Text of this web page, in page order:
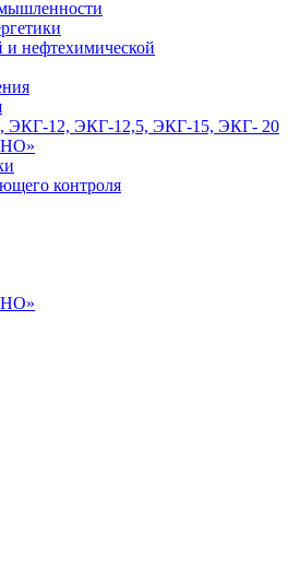
и нефтехимической
ЭКГ-12, ЭКГ-12,5, ЭКГ-15, ЭКГ- 20
контроля